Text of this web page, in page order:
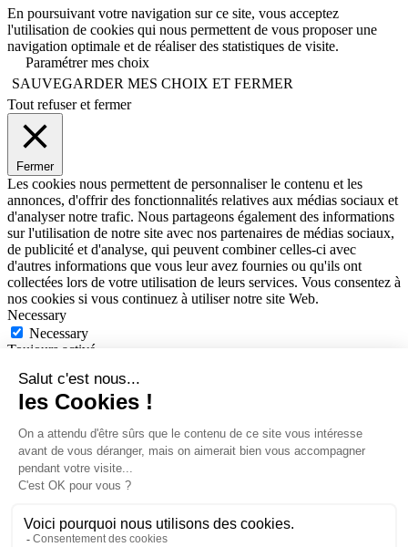
En poursuivant votre navigation sur ce site, vous acceptez
l'utilisation de cookies qui nous permettent de vous proposer une
navigation optimale et de réaliser des statistiques de visite.
Paramétrer mes choix
SAUVEGARDER MES CHOIX ET FERMER
Tout refuser et fermer
Fermer
Les cookies nous permettent de personnaliser le contenu et les
annonces, d'offrir des fonctionnalités relatives aux médias sociaux et
d'analyser notre trafic. Nous partageons également des informations
sur l'utilisation de notre site avec nos partenaires de médias sociaux,
de publicité et d'analyse, qui peuvent combiner celles-ci avec
d'autres informations que vous leur avez fournies ou qu'ils ont
collectées lors de votre utilisation de leurs services. Vous consentez à
nos cookies si vous continuez à utiliser notre site Web.
Necessary
Necessary
Toujours activé
en activant des fonctions de base comme la navigation de page et
l\'accès aux zones sécurisées du site Web. Le site Web ne peut pas
SAUVEGARDER MES CHOIX ET FERMER
Non-necessary
Non-necessary
Tous les cookies qui peuvent ne pas être particulièrement nécessaires
pour collecter des données personnelles des utilisateurs via des
analyses, des publicités et d\'autres contenus intégrés sont appelés